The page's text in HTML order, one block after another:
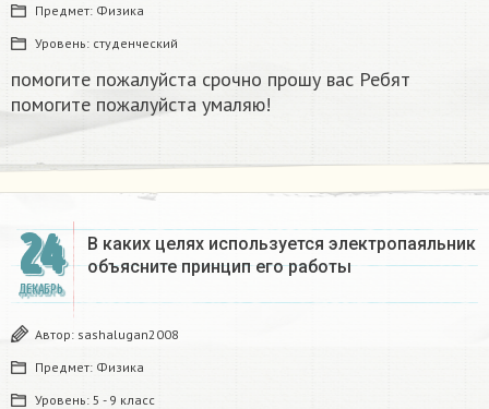
Предмет: Физика
Уровень: студенческий
помогите пожалуйста срочно прошу вас Ребят
помогите пожалуйста умаляю! ​
24
ДЕКАБРЬ
В каких целях используется электропаяльник
объясните принцип его работы​
Автор: sashalugan2008
Предмет: Физика
Уровень: 5 - 9 класс